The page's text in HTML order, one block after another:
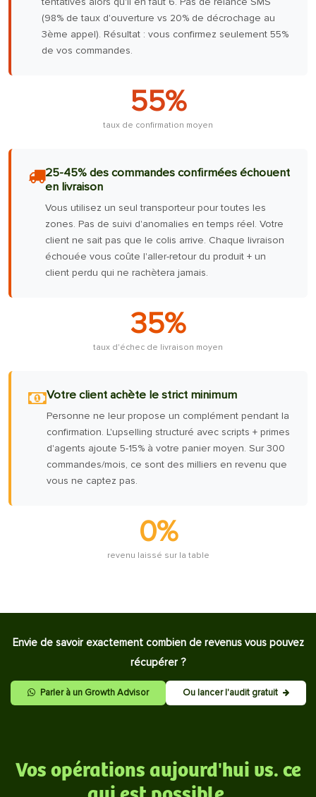
(98% de taux d'ouverture vs 20% de décrochage au
3ème appel). Résultat : vous confirmez seulement 55%
de vos commandes.
55%
taux de confirmation moyen
25-45% des commandes confirmées échouent
en livraison
Vous utilisez un seul transporteur pour toutes les
zones. Pas de suivi d'anomalies en temps réel. Votre
client ne sait pas que le colis arrive. Chaque livraison
échouée vous coûte l'aller-retour du produit + un
client perdu qui ne rachètera jamais.
35%
taux d'échec de livraison moyen
Votre client achète le strict minimum
Personne ne leur propose un complément pendant la
confirmation. L'upselling structuré avec scripts + primes
d'agents ajoute 5-15% à votre panier moyen. Sur 300
commandes/mois, ce sont des milliers en revenu que
vous ne captez pas.
0%
revenu laissé sur la table
Envie de savoir exactement combien de revenus vous pouvez
récupérer ?
Parler à un Growth Advisor Ou lancer l'audit gratuit
Vos opérations aujourd'hui vs. ce